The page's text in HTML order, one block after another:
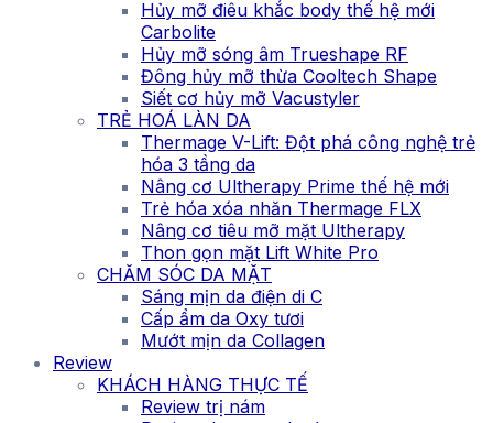
Hủy mỡ điêu khắc body thế hệ mới
Carbolite
Hủy mỡ sóng âm Trueshape RF
Đông hủy mỡ thừa Cooltech Shape
Siết cơ hủy mỡ Vacustyler
TRẺ HOÁ LÀN DA
Thermage V-Lift: Đột phá công nghệ trẻ
hóa 3 tầng da
Nâng cơ Ultherapy Prime thế hệ mới
Trẻ hóa xóa nhăn Thermage FLX
Nâng cơ tiêu mỡ mặt Ultherapy
Thon gọn mặt Lift White Pro
CHĂM SÓC DA MẶT
Sáng mịn da điện di C
Cấp ẩm da Oxy tươi
Mướt mịn da Collagen
Review
KHÁCH HÀNG THỰC TẾ
Review trị nám